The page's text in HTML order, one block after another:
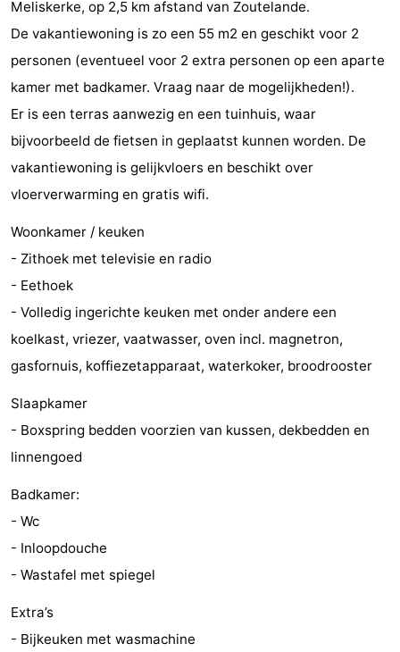
doen
Musea
-
Galeries
Monumenten
-
Kerken
Uitkijkpunten
Attracties
Speeltuinen
-
Binnenspeeltuinen
-
Wellness
centra
Dorpen
&
Steden
Natuur
Rondleidingen
Sporten
-
Meliskerke, op 2,5 km afstand van Zoutelande.
De vakantiewoning is zo een 55 m2 en geschikt voor 2
personen (eventueel voor 2 extra personen op een aparte
kamer met badkamer. Vraag naar de mogelijkheden!).
Er is een terras aanwezig en een tuinhuis, waar
bijvoorbeeld de fietsen in geplaatst kunnen worden. De
vakantiewoning is gelijkvloers en beschikt over
vloerverwarming en gratis wifi.
Woonkamer / keuken
- Zithoek met televisie en radio
- Eethoek
- Volledig ingerichte keuken met onder andere een
koelkast, vriezer, vaatwasser, oven incl. magnetron,
gasfornuis, koffiezetapparaat, waterkoker, broodrooster
Slaapkamer
- Boxspring bedden voorzien van kussen, dekbedden en
linnengoed
Badkamer:
- Wc
- Inloopdouche
- Wastafel met spiegel
Extra’s
- Bijkeuken met wasmachine